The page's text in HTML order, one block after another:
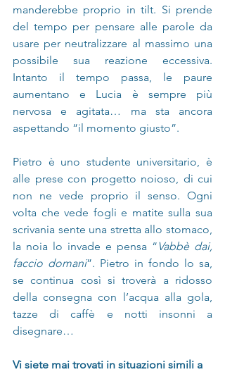
manderebbe proprio in tilt. Si prende
del tempo per pensare alle parole da
usare per neutralizzare al massimo una
possibile sua reazione eccessiva.
Intanto il tempo passa, le paure
aumentano e Lucia è sempre più
nervosa e agitata… ma sta ancora
aspettando “il momento giusto”.
Pietro è uno studente universitario, è
alle prese con progetto noioso, di cui
non ne vede proprio il senso. Ogni
volta che vede fogli e matite sulla sua
scrivania sente una stretta allo stomaco,
la noia lo invade e pensa “Vabbè dai,
faccio domani”. Pietro in fondo lo sa,
se continua così si troverà a ridosso
della consegna con l’acqua alla gola,
tazze di caffè e notti insonni a
disegnare…
Vi siete mai trovati in situazioni simili a